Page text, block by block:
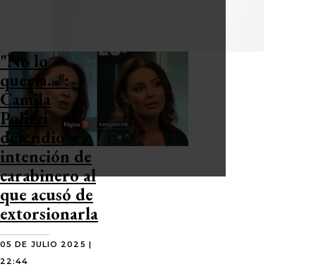
"No lo
quería...":
Camila
Polizzi
defendió
intención de
carabinero al
que acusó de
extorsionarla
05 DE JULIO 2025 |
22:44